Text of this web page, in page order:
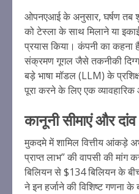
ओपनएआई के अनुसार, घर्षण
को टेस्ला के साथ मिलाने या
प्रयास किया। कंपनी का कहना
संक्रमण गूगल जैसे तकनीकी
बड़े भाषा मॉडल (LLM) के
पूरा करने के लिए एक
कानूनी सीमाएं और
मुकदमे में शामिल वित्तीय आंकड़े
प्राप्त लाभ” की वापसी की
बिलियन से $134 बिलियन के
ने इन हर्जाने की विशिष्ट गणना